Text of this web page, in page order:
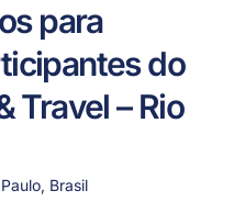
para
do
Travel – Rio
Brasil